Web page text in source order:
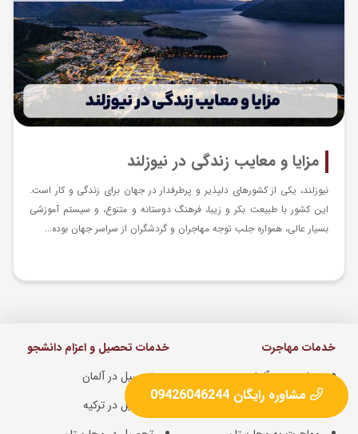
مزایا و معایب زندگی در نیوزلند
نیوزلند، یکی از کشورهای دلپذیر و پرطرفدار در جهان برای زندگی و کار است.
این کشور با طبیعت بکر و زیبا، فرهنگ دوستانه و متنوع، و سیستم آموزشی
بسیار عالی، همواره جلب توجه مهاجران و گردشگران از سراسر جهان بوده...
خدمات مهاجرت
مهاجرت به آلمان
مهاجرت به ترکیه
خدمات تحصیل و اعزام دانشجو
تحصیل در آلمان
تحصیل در ترکیه
مشاوره رایگان 09426046244